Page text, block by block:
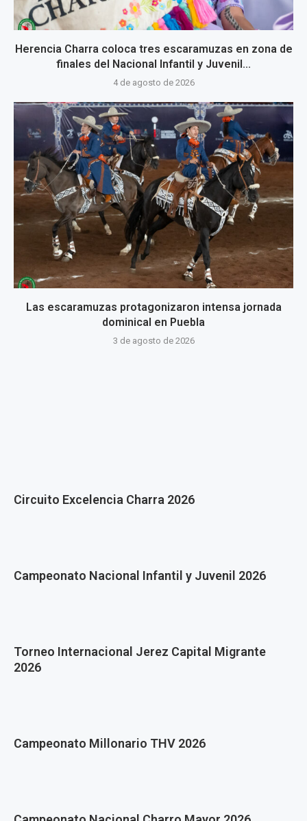
Herencia Charra coloca tres escaramuzas en zona de
finales del Nacional Infantil y Juvenil...
4 de agosto de 2026
Las escaramuzas protagonizaron intensa jornada
dominical en Puebla
3 de agosto de 2026
Circuito Excelencia Charra 2026
Campeonato Nacional Infantil y Juvenil 2026
Torneo Internacional Jerez Capital Migrante
2026
Campeonato Millonario THV 2026